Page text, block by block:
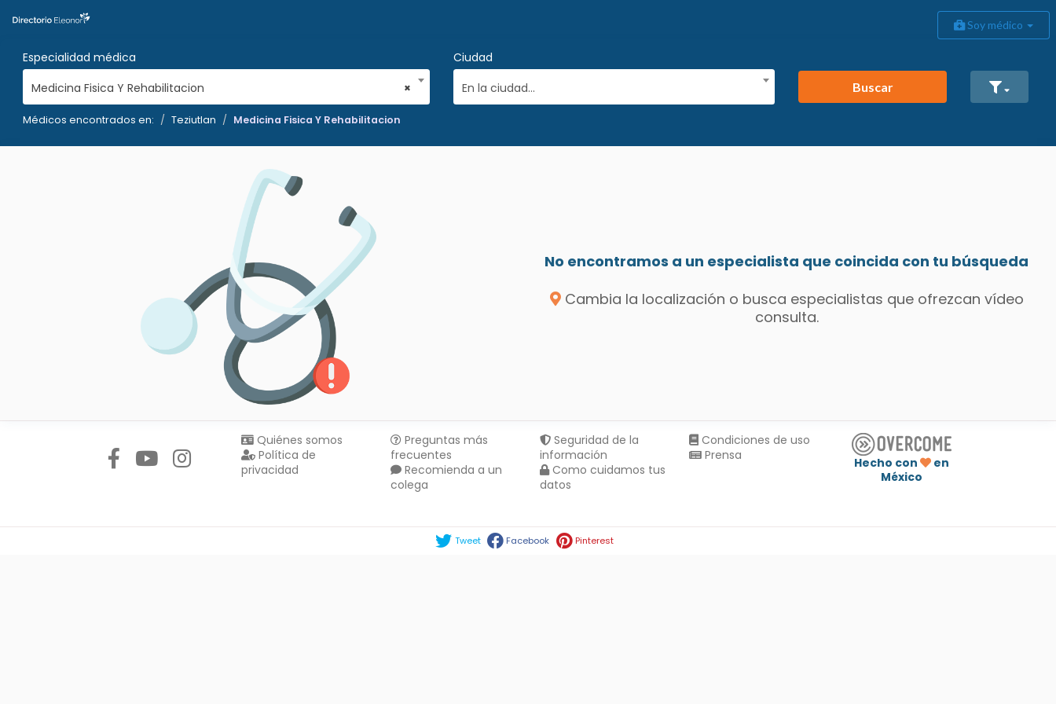
Soy médico
Especialidad médica
×
Medicina Fisica Y Rehabilitacion
Ciudad
En la ciudad...
Buscar
Médicos encontrados en: Teziutlan Medicina Fisica Y Rehabilitacion
No encontramos a un especialista que coincida con tu búsqueda
Cambia la localización o busca especialistas que ofrezcan vídeo
consulta.
Quiénes somos
Política de
privacidad
Preguntas más
frecuentes
Recomienda a un
colega
Seguridad de la
información
Como cuidamos tus
datos
Condiciones de uso
Prensa
Hecho con
en
México
Tweet Facebook Pinterest